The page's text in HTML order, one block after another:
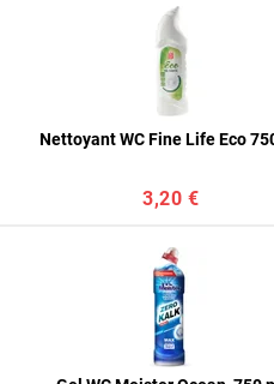
Nettoyant WC Fine Life Eco
3,20 €